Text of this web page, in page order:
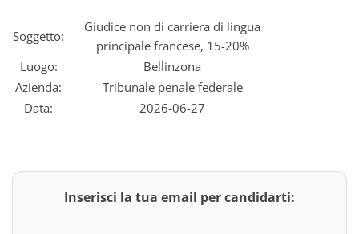
Soggetto:
Giudice non di carriera di lingua
principale francese, 15-20%
Luogo:
Bellinzona
Azienda:
Tribunale penale federale
Data:
2026-06-27
Inserisci la tua email per candidarti: